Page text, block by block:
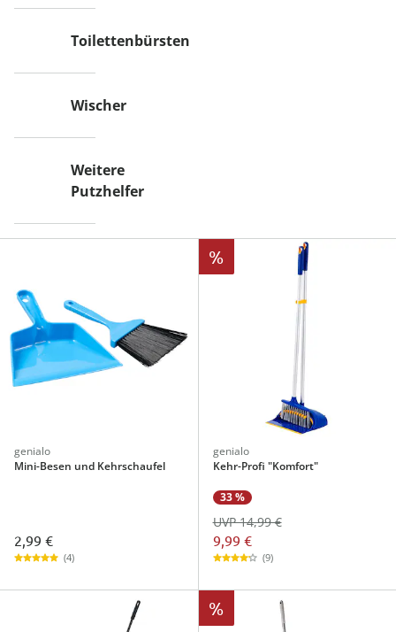
Toilettenbürsten
Wischer
Weitere
Putzhelfer
genialo
Mini-Besen und Kehrschaufel
2,99 €
(4)
%
genialo
Kehr-Profi "Komfort"
33 %
9,99 €
UVP 14,99 €
(9)
%